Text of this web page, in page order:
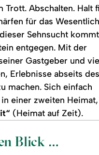
Trott. Abschalten. Halt
für das
Sehnsucht kommt
entgegen. Mit der
Gastgeber und
Erlebnisse abseits des
machen. Sich einfach
einer zweiten
(Heimat auf Zeit).
Blick …